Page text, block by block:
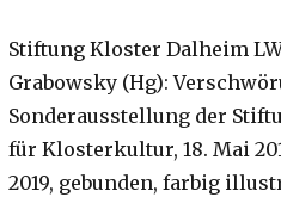
Stiftung Kloster Dalheim
Grabowsky (Hg):
Sonderausstellung der
für Klosterkultur, 18. Mai
2019, gebunden, farbig